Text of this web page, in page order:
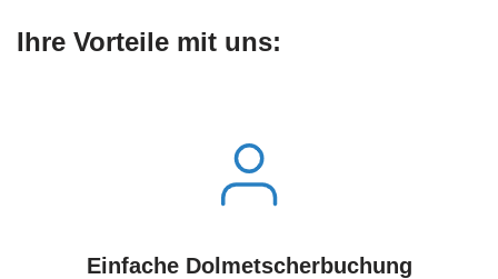
Ihre Vorteile mit uns:
Einfache Dolmetscherbuchung